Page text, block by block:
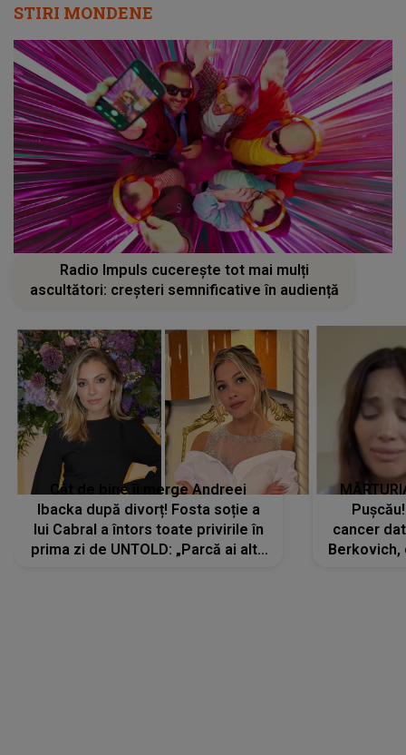
STIRI MONDENE
Radio Impuls cucerește tot mai mulți
ascultători: creșteri semnificative în audiență
Cât de bine îi merge Andreei
Ibacka după divorț! Fosta soție a
lui Cabral a întors toate privirile în
prima zi de UNTOLD: „Parcă ai altă
cancer
Berkovich,